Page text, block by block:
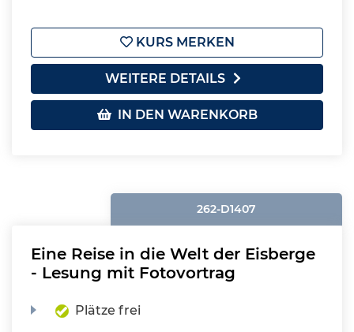
KURS MERKEN
WEITERE DETAILS
IN DEN WARENKORB
262-D1407
Eine Reise in die Welt der Eisberge
- Lesung mit Fotovortrag
Plätze frei